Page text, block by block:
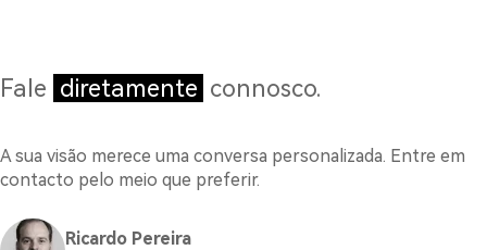
Fale diretamente connosco.
A sua visão merece uma conversa personalizada. Entre em
contacto pelo meio que preferir.
Ricardo Pereira